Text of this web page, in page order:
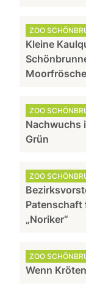
ZOO
Kleine
Moorfrösche
ZOO
Nachwuchs
Grün
ZOO
Patenschaft
„Noriker“
ZOO
Wenn